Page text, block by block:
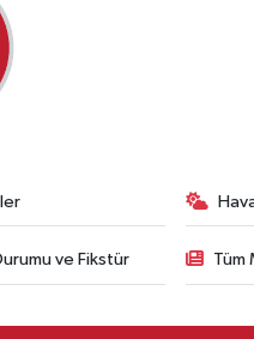
ve Fikstür Tüm